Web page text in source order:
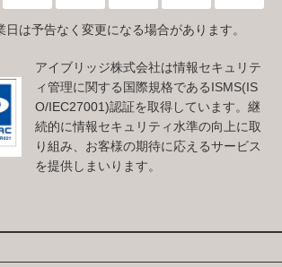
は予告なく変更になる場合があります。
アイブリッジ株式会社は情報セキュリテ
ィ管理に関する国際規格であるISMS(IS
O/IEC27001)認証を取得しています。継
続的に情報セキュリティ水準の向上に取
り組み、お客様の期待に応えるサービス
を提供しまいります。